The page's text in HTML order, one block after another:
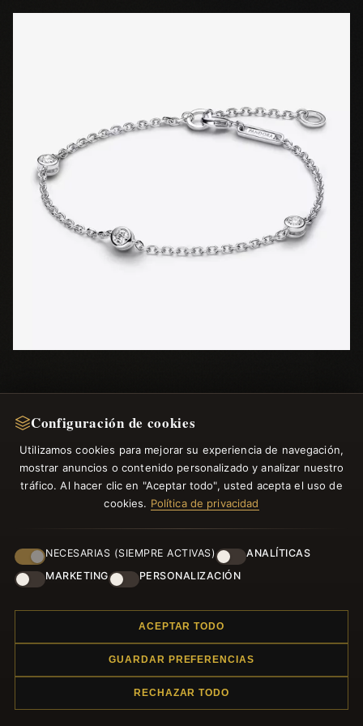
Configuración de cookies
Utilizamos cookies para mejorar su experiencia de navegación,
mostrar anuncios o contenido personalizado y analizar nuestro
tráfico. Al hacer clic en "Aceptar todo", usted acepta el uso de
cookies. Política de privacidad
NECESARIAS (SIEMPRE ACTIVAS)
ANALÍTICAS
MARKETING
PERSONALIZACIÓN
ACEPTAR TODO
GUARDAR PREFERENCIAS
RECHAZAR TODO